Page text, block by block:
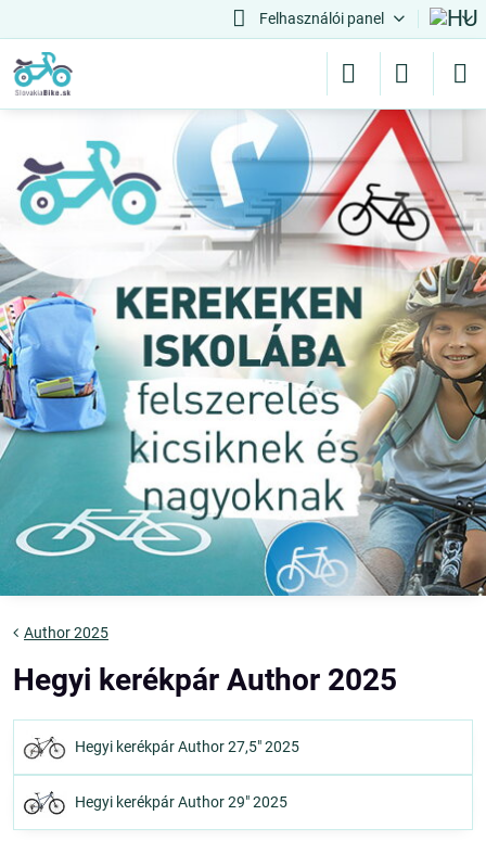
Felhasználói panel
Author 2025
Hegyi kerékpár Author 2025
Hegyi kerékpár Author 27,5" 2025
Hegyi kerékpár Author 29" 2025